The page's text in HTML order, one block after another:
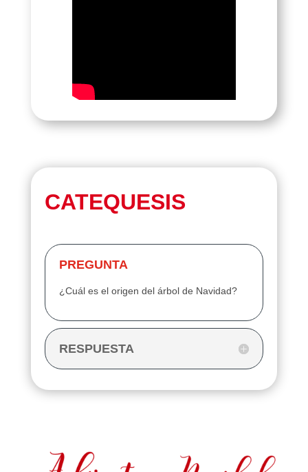
CATEQUESIS
PREGUNTA
¿Cuál es el origen del árbol de Navidad?
RESPUESTA